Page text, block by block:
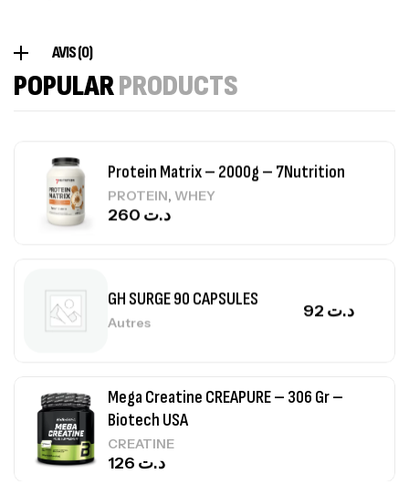
AVIS (0)
POPULARPRODUCTS
CREATINE
Protein Matrix – 2000g – 7Nutrition
PROTEIN, WHEY
د.ت
GH SURGE 90 CAPSULES
Autres
د.ت
Mega Creatine CREAPURE – 306 Gr –
Biotech USA
CREATINE
د.ت